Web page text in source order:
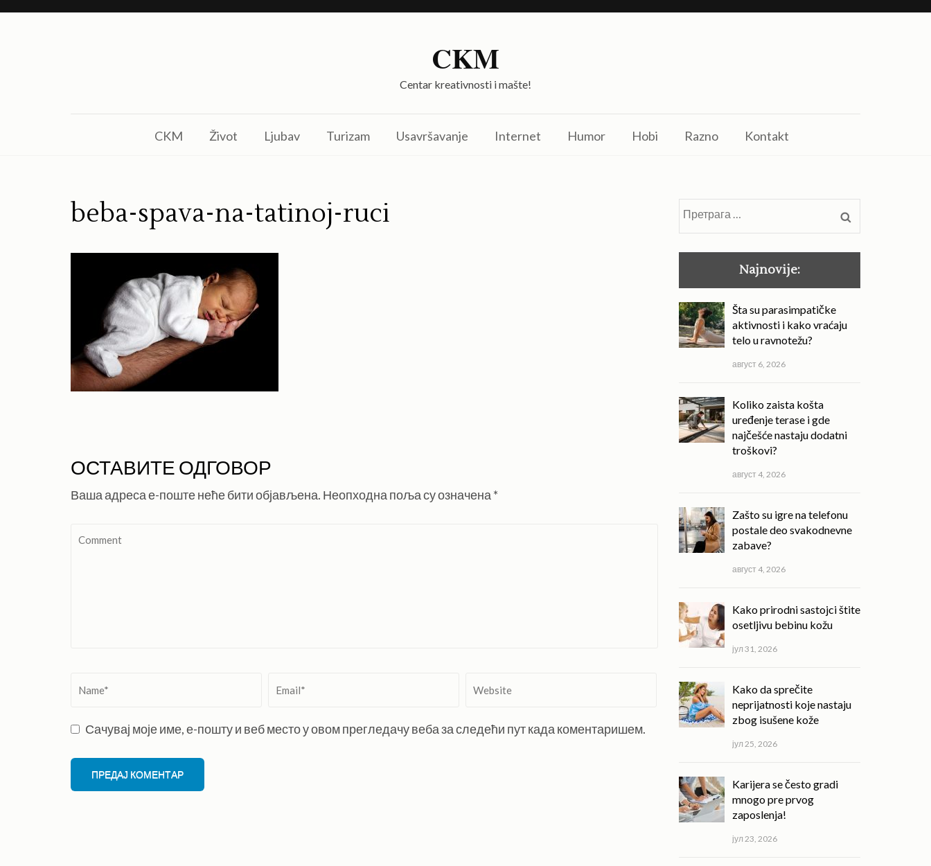
Skip
CKM
Centar kreativnosti i mašte!
CKM Život Ljubav Turizam Usavršavanje Internet Humor Hobi Razno Kontakt
beba-spava-na-tatinoj-ruci
ОСТАВИТЕ ОДГОВОР
Ваша адреса е-поште неће бити објављена. Неопходна поља су означена *
Comment
Сачувај моје име, е-пошту и веб место у овом прегледачу веба за следећи пут када коментаришем.
Претрага
за:
Najnovije:
Šta su parasimpatičke
aktivnosti i kako vraćaju
telo u ravnotežu?
август 6, 2026
Koliko zaista košta
uređenje terase i gde
najčešće nastaju dodatni
troškovi?
август 4, 2026
Zašto su igre na telefonu
postale deo svakodnevne
zabave?
август 4, 2026
Kako prirodni sastojci štite
osetljivu bebinu kožu
јул 31, 2026
Kako da sprečite
neprijatnosti koje nastaju
zbog isušene kože
јул 25, 2026
Karijera se često gradi
mnogo pre prvog
zaposlenja!
јул 23, 2026